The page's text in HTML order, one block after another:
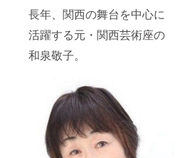
長年、関西の舞台を中心に
活躍する元・関西芸術座の
和泉敬子。